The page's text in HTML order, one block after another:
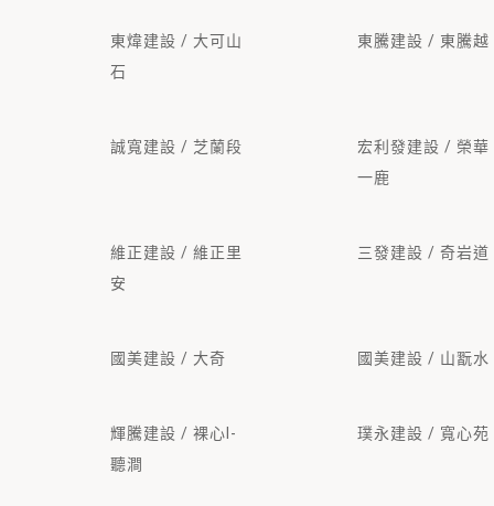
東煒建設 / 大可山
石
東騰建設 / 東騰越
誠寬建設 / 芝蘭段
宏利發建設 / 榮華
一鹿
維正建設 / 維正里
安
三發建設 / 奇岩道
國美建設 / 大奇 國美建設 / 山翫水
輝騰建設 / 裸心I-
聽澗
璞永建設 / 寬心苑